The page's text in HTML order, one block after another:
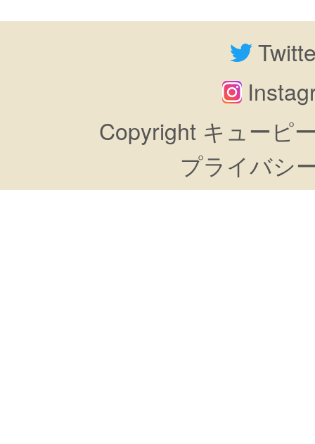
Copyright キューピ
プライバシ